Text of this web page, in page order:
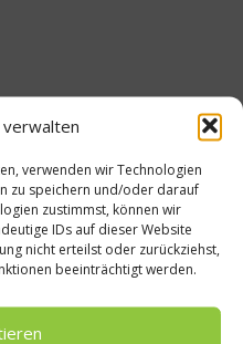
verwalten
verwenden wir Technologien
zu speichern und/oder darauf
zustimmst, können wir
IDs auf dieser Website
nicht erteilst oder zurückziehst,
beeinträchtigt werden.
Chato –